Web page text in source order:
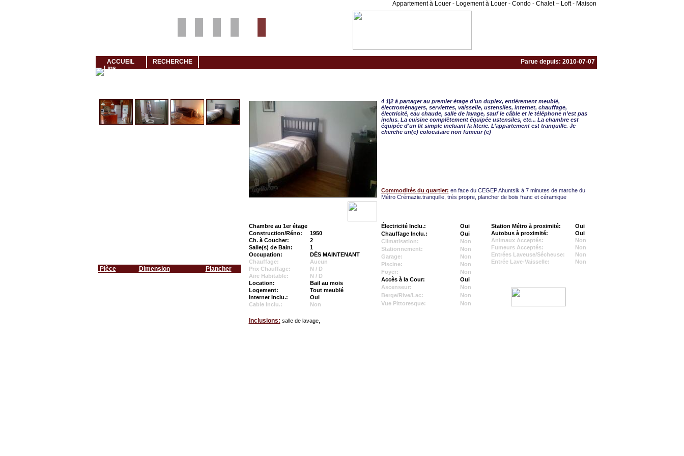
Appartement à Louer - Logement à Louer - Condo - Chalet – Loft - Maison
ACCUEIL RECHERCHE Parue depuis: 2010-07-07
Pièce Dimension Plancher
4 1|2 à partager au premier étage d'un duplex, entièrement meublé,
électroménagers, serviettes, vaisselle, ustensiles, internet, chauffage,
électricité, eau chaude, salle de lavage, sauf le câble et le téléphone n’est pas
inclus. La cuisine complètement équipée ustensiles, etc... La chambre est
équipée d'un lit simple incluant la literie. L’appartement est tranquille. Je
cherche un(e) colocataire non fumeur (e)
Commodités du quartier: en face du CEGEP Ahuntsik à 7 minutes de marche du
Métro Crémazie.tranquille, très propre, plancher de bois franc et céramique
Chambre au 1er étage
Construction/Réno:
1950
Ch. à Coucher:
2
Salle(s) de Bain:
1
Occupation:
DÈS MAINTENANT
Chauffage:
Aucun
Prix Chauffage:
N / D
Aire Habitable:
N / D
Location:
Bail au mois
Logement:
Tout meublé
Internet Inclu.:
Oui
Cable Inclu.:
Non
Électricité Inclu.:
Oui
Chauffage Inclu.:
Oui
Climatisation:
Non
Stationnement:
Non
Garage:
Non
Piscine:
Non
Foyer:
Non
Accès à la Cour:
Oui
Ascenseur:
Non
Berge/Rive/Lac:
Non
Vue Pittoresque:
Non
Station Métro à proximité:
Oui
Autobus à proximité:
Oui
Animaux Acceptés:
Non
Fumeurs Acceptés:
Non
Entrées Laveuse/Sécheuse:
Non
Entrée Lave-Vaisselle:
Non
Inclusions: salle de lavage,